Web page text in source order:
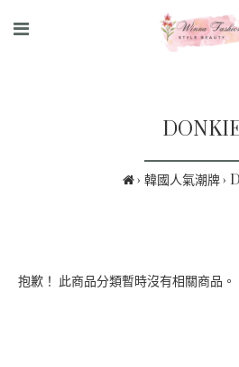
韓國人氣潮牌
抱歉！ 此商品分類暫時沒有相關商品。